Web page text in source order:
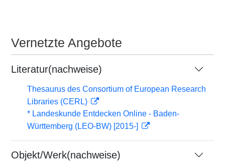
Vernetzte Angebote
Literatur(nachweise)
Thesaurus des Consortium of European Research
Libraries (CERL)
* Landeskunde Entdecken Online - Baden-
Württemberg (LEO-BW) [2015-]
Objekt/Werk(nachweise)